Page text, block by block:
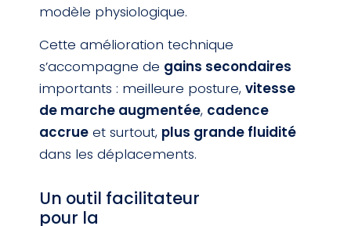
modèle physiologique.
Cette amélioration technique
s’accompagne de gains secondaires
importants : meilleure posture, vitesse
de marche augmentée, cadence
accrue et surtout, plus grande fluidité
dans les déplacements.
Un outil facilitateur
pour la